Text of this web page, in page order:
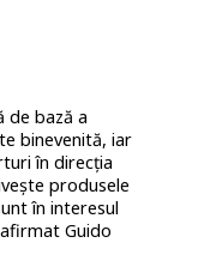
de bază a
binevenită, iar
în direcția
produsele
în interesul
Guido